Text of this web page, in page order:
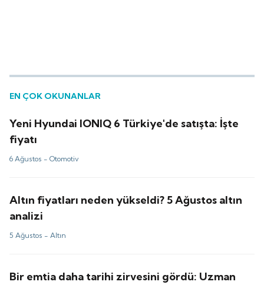
EN ÇOK OKUNANLAR
Yeni Hyundai IONIQ 6 Türkiye'de satışta: İşte
fiyatı
6 Ağustos -Otomotiv
Altın fiyatları neden yükseldi? 5 Ağustos altın
analizi
5 Ağustos -Altın
Bir emtia daha tarihi zirvesini gördü: Uzman